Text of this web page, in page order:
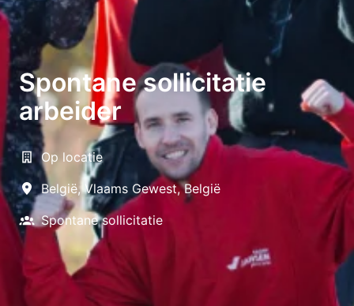
Spontane sollicitatie
arbeider
Op locatie
België, Vlaams Gewest, België
Spontane sollicitatie